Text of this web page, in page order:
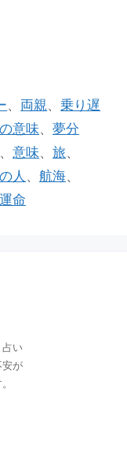
、 両親、乗り遅
意味、 夢分
、 意味、 旅、
人 、 航海、
運命
占い
安が